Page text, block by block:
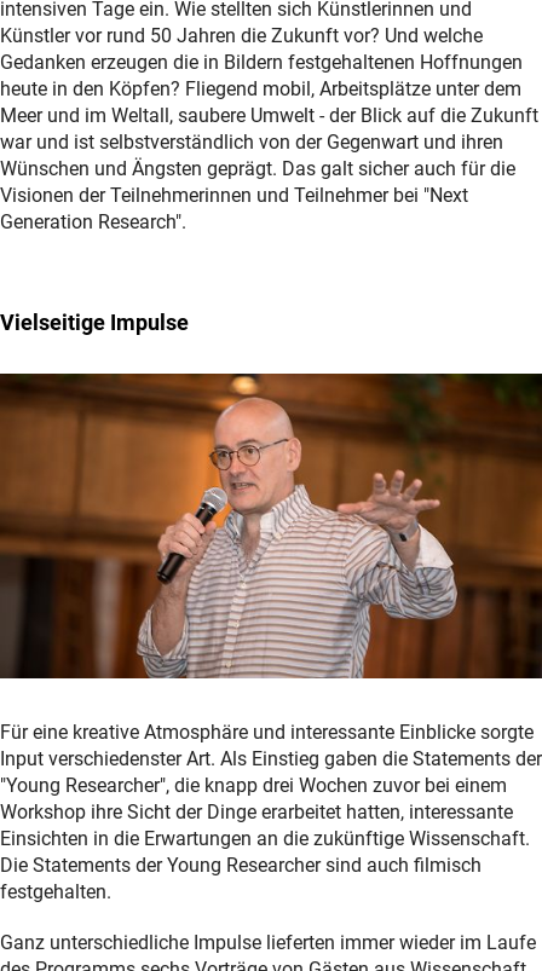
intensiven Tage ein. Wie stellten sich Künstlerinnen und
Künstler vor rund 50 Jahren die Zukunft vor? Und welche
Gedanken erzeugen die in Bildern festgehaltenen Hoffnungen
heute in den Köpfen? Fliegend mobil, Arbeitsplätze unter dem
Meer und im Weltall, saubere Umwelt - der Blick auf die Zukunft
war und ist selbstverständlich von der Gegenwart und ihren
Wünschen und Ängsten geprägt. Das galt sicher auch für die
Visionen der Teilnehmerinnen und Teilnehmer bei "Next
Generation Research".
Vielseitige Impulse
Für eine kreative Atmosphäre und interessante Einblicke sorgte
Input verschiedenster Art. Als Einstieg gaben die Statements der
"Young Researcher", die knapp drei Wochen zuvor bei einem
Workshop ihre Sicht der Dinge erarbeitet hatten, interessante
Einsichten in die Erwartungen an die zukünftige Wissenschaft.
Die Statements der Young Researcher sind auch filmisch
festgehalten.
Ganz unterschiedliche Impulse lieferten immer wieder im Laufe